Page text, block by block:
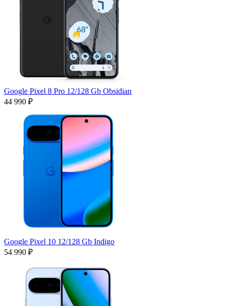
Google Pixel 8 Pro 12/128 Gb Obsidian
44 990 ₽
Google Pixel 10 12/128 Gb Indigo
54 990 ₽